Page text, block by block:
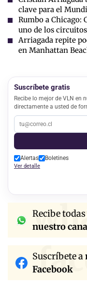
clave para el
Rumbo a Chicago:
uno de los
Arriagada repite
en Manhattan
Suscríbete gratis
Recibe lo mejor de VLN en
directamente a usted de
Alertas Boletines
Ver detalle
Recibe
nuestro
Suscríbete a
Facebook